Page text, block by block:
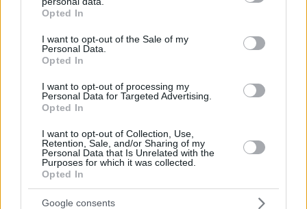
grant or deny consent to Google and its third-party tags to
use your data for below specified purposes in below Google
consent section.
Opted In
I want to opt-out of the Sale of my
Personal Data.
Opted In
I want to opt-out of processing my
Personal Data for Targeted Advertising.
Opted In
I want to opt-out of Collection, Use,
Retention, Sale, and/or Sharing of my
Personal Data that Is Unrelated with the
Purposes for which it was collected.
Opted In
Google consents
10αρια στις καταδύσεις στο Παρίσι - Έφτιαξαν
ειδική φράση για χάρη της
Η τρανς κόρη του Μασκ τον αποδομεί στα
social media - Δεν είσαι χριστιανός
οικογενειάρχης, είσαι μοιχός κατά συρροή
Ακολουθήστε το
και μάθετε πρώτοι όλες τις ειδήσεις